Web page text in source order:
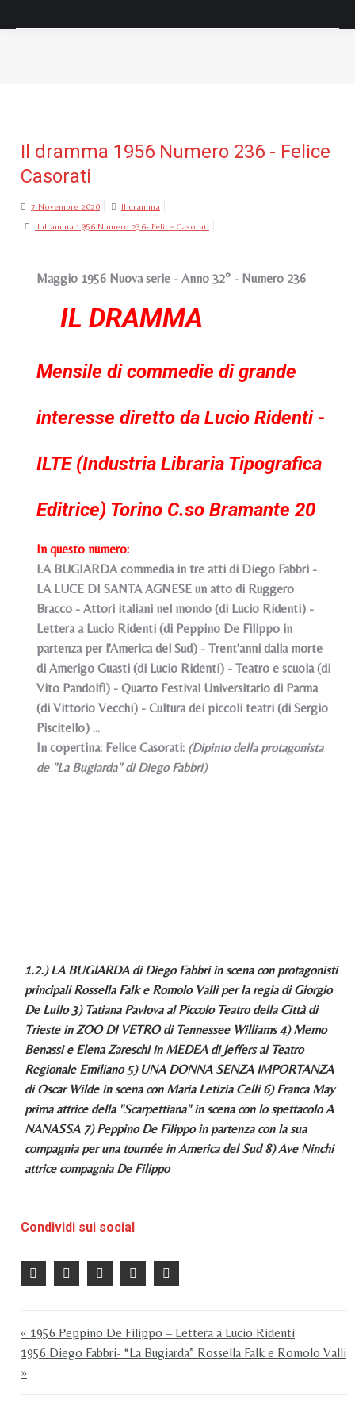
Il dramma 1956 Numero 236 - Felice
Casorati
7 Novembre 2020 Il dramma
Il dramma 1956 Numero 236- Felice Casorati
Maggio 1956 Nuova serie - Anno 32° - Numero 236
IL DRAMMA
Mensile di commedie di grande
interesse diretto da Lucio Ridenti -
ILTE (Industria Libraria Tipografica
Editrice) Torino C.so Bramante 20
In questo numero:
LA BUGIARDA commedia in tre atti di Diego Fabbri -
LA LUCE DI SANTA AGNESE un atto di Ruggero
Bracco - Attori italiani nel mondo (di Lucio Ridenti) -
Lettera a Lucio Ridenti (di Peppino De Filippo in
partenza per l'America del Sud) - Trent'anni dalla morte
di Amerigo Guasti (di Lucio Ridenti) - Teatro e scuola (di
Vito Pandolfi) - Quarto Festival Universitario di Parma
(di Vittorio Vecchi) - Cultura dei piccoli teatri (di Sergio
Piscitello) ...
In copertina: Felice Casorati: (Dipinto della protagonista
de "La Bugiarda" di Diego Fabbri)
1.2.) LA BUGIARDA di Diego Fabbri in scena con protagonisti
principali Rossella Falk e Romolo Valli per la regia di Giorgio
De Lullo 3) Tatiana Pavlova al Piccolo Teatro della Città di
Trieste in ZOO DI VETRO di Tennessee Williams 4) Memo
Benassi e Elena Zareschi in MEDEA di Jeffers al Teatro
Regionale Emiliano 5) UNA DONNA SENZA IMPORTANZA
di Oscar Wilde in scena con Maria Letizia Celli 6) Franca May
prima attrice della "Scarpettiana" in scena con lo spettacolo A
NANASSA 7) Peppino De Filippo in partenza con la sua
compagnia per una tournée in America del Sud 8) Ave Ninchi
attrice compagnia De Filippo
Condividi sui social
« 1956 Peppino De Filippo – Lettera a Lucio Ridenti
1956 Diego Fabbri- “La Bugiarda” Rossella Falk e Romolo Valli
»